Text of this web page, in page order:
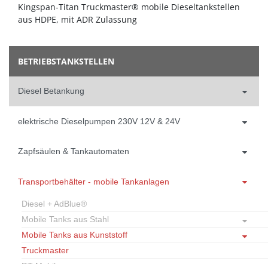
BETRIEBSTANKSTELLEN
Diesel Betankung
elektrische Dieselpumpen 230V 12V & 24V
Zapfsäulen & Tankautomaten
Transportbehälter - mobile Tankanlagen
Diesel + AdBlue®
Mobile Tanks aus Stahl
Mobile Tanks aus Kunststoff
Truckmaster
Kingspan-Titan Truckmaster® mobile Dieseltankstellen
aus HDPE, mit ADR Zulassung